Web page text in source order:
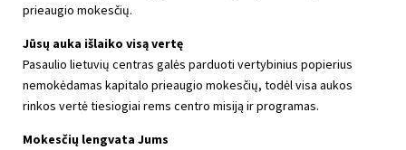
prieaugio mokesčių.
Jūsų auka išlaiko visą vertę
Pasaulio lietuvių centras galės parduoti vertybinius popierius
nemokėdamas kapitalo prieaugio mokesčių, todėl visa aukos
rinkos vertė tiesiogiai rems centro misiją ir programas.
Mokesčių lengvata Jums